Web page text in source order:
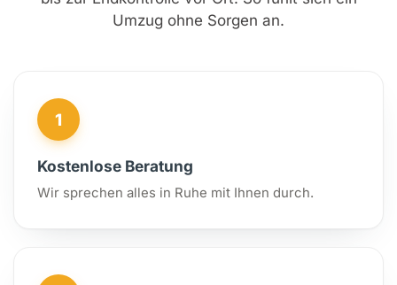
Umzug ohne Sorgen an.
1
Kostenlose Beratung
Wir sprechen alles in Ruhe mit Ihnen durch.